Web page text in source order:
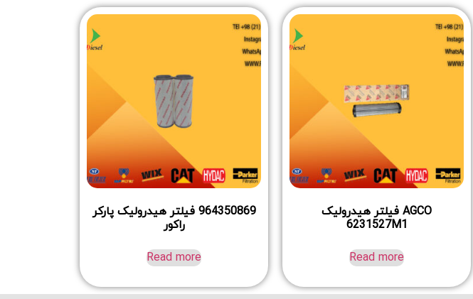
AGCO فیلتر هیدرولیک
6231527M1
Read more
964350869 فیلتر هیدرولیک پارکر
راکور
Read more